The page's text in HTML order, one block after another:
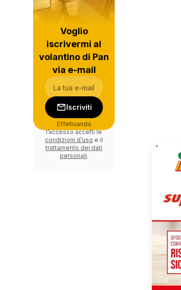
Voglio
iscrivermi al
volantino di Pan
via e-mail
Iscriviti
Effettuando
l’accesso accetti le
condizioni d’uso e il
trattamento dei dati
personali.